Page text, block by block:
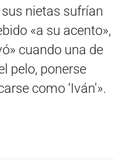
nietas sufrían
«a su acento»,
cuando una de
pelo, ponerse
como ‘Iván'».